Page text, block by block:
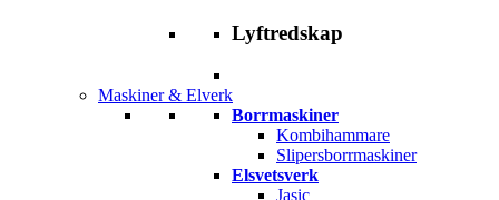
Lyftredskap
Maskiner & Elverk
Borrmaskiner
Kombihammare
Slipersborrmaskiner
Elsvetsverk
Jasic